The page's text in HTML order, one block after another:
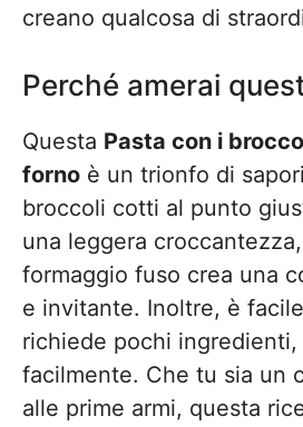
creano qualcosa di
Perché amerai
Questa Pasta con i
forno è un trionfo di
broccoli cotti al punto
una leggera
formaggio fuso crea una
e invitante. Inoltre, è
richiede pochi
facilmente. Che tu sia un
alle prime armi, questa